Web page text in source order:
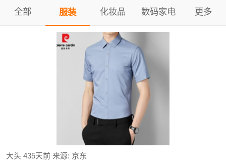
全部 服装 化妆品 数码家电 更多
大头 435天前来源: 京东